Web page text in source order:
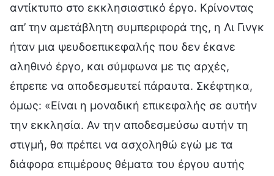
αντίκτυπο στο εκκλησιαστικό έργο. Κρίνοντας
απ’ την αμετάβλητη συμπεριφορά της, η Λι Γινγκ
ήταν μια ψευδοεπικεφαλής που δεν έκανε
αληθινό έργο, και σύμφωνα με τις αρχές,
έπρεπε να αποδεσμευτεί πάραυτα. Σκέφτηκα,
όμως: «Είναι η μοναδική επικεφαλής σε αυτήν
την εκκλησία. Αν την αποδεσμεύσω αυτήν τη
στιγμή, θα πρέπει να ασχοληθώ εγώ με τα
διάφορα επιμέρους θέματα του έργου αυτής